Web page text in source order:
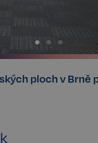
ploch v Brně
CookieScriptConsent
sp_t